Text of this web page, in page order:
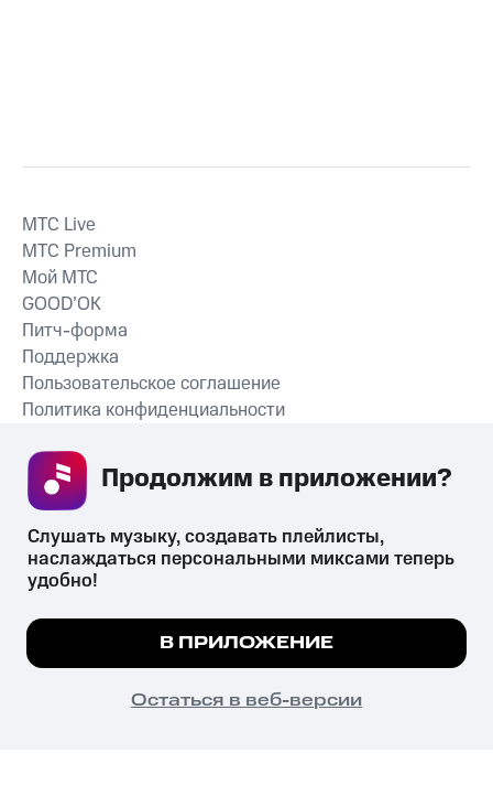
СКАЧАТЬ ПРИЛОЖЕНИЕ
MTС Live
MTС Premium
Мой МТС
GOOD’OK
Питч-форма
Поддержка
Пользовательское соглашение
Политика конфиденциальности
психотропных веществ, их аналогов причиняет вред здоровью,
их незаконный оборот запрещён и влечёт установленную
законодательством ответственность.
© 2026 ООО «КИОН».
Все права защищены
Мы используем куки, чтобы на сайте все
Подробнее
ПОНЯТНО
Слушать музыку, создавать плейлисты,
наслаждаться персональными миксами теперь
удобно!
В ПРИЛОЖЕНИЕ
Остаться в веб-версии